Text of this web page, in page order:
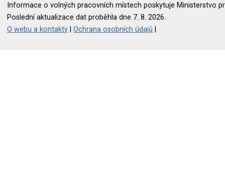
Informace o volných pracovních místech poskytuje Ministerstvo
Poslední aktualizace dat proběhla dne 7. 8. 2026.
O webu a kontakty |Ochrana osobních údajů